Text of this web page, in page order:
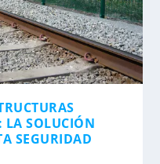
LA SOLUCIÓN
SEGURIDAD